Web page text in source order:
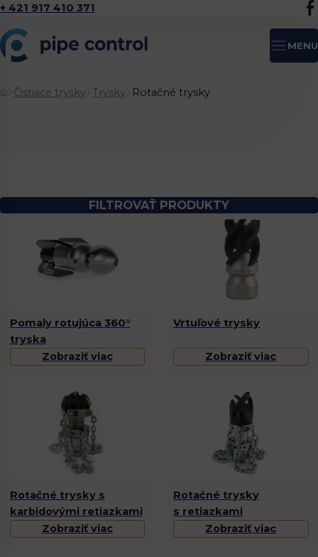
+ 421 917 410 371
MENU
Čistiace trysky Trysky Rotačné trysky
FILTROVAŤ PRODUKTY
Pomaly rotujúca 360°
tryska
Zobraziť viac
Vrtuľové trysky
Zobraziť viac
Rotačné trysky s
karbidovými retiazkami
Zobraziť viac
Rotačné trysky
s retiazkami
Zobraziť viac